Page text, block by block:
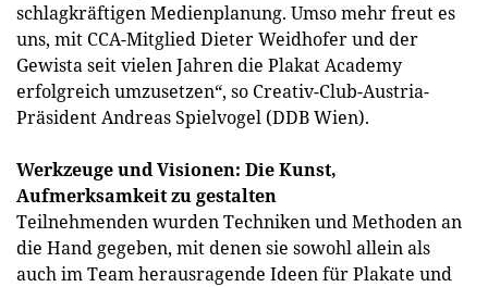
schlagkräftigen Medienplanung. Umso mehr freut es
uns, mit CCA-Mitglied Dieter Weidhofer und der
Gewista seit vielen Jahren die Plakat Academy
erfolgreich umzusetzen“, so Creativ-Club-Austria-
Präsident Andreas Spielvogel (DDB Wien).
Werkzeuge und Visionen: Die Kunst,
Aufmerksamkeit zu gestalten
Teilnehmenden wurden Techniken und Methoden an
die Hand gegeben, mit denen sie sowohl allein als
auch im Team herausragende Ideen für Plakate und